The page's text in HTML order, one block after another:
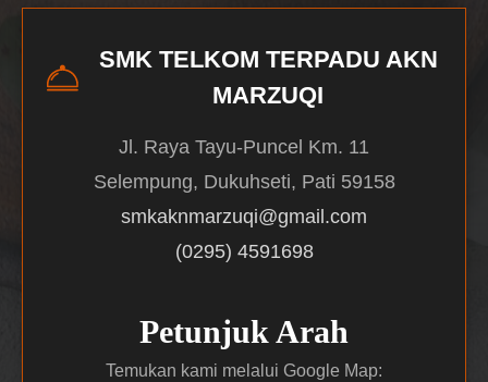
SMK TELKOM TERPADU AKN
MARZUQI
Jl. Raya Tayu-Puncel Km. 11
Selempung, Dukuhseti, Pati 59158
smkaknmarzuqi@gmail.com
(0295) 4591698
Petunjuk Arah
Temukan kami melalui Google Map: